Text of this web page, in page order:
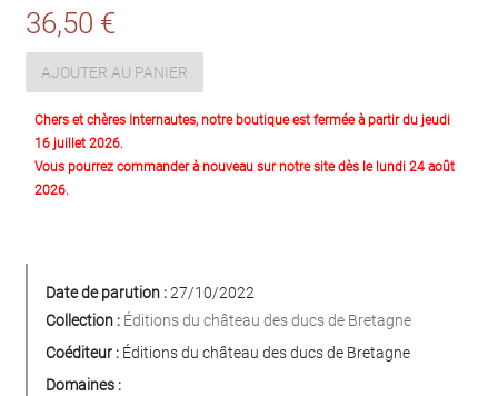
36,50 €
AJOUTER AU PANIER
Chers et chères Internautes, notre boutique est fermée à partir du jeudi
16 juillet 2026.
Vous pourrez commander à nouveau sur notre site dès le lundi 24 août
2026.
Date de parution :27/10/2022
Collection : Éditions du château des ducs de Bretagne
Coéditeur : Éditions du château des ducs de Bretagne
Domaines :